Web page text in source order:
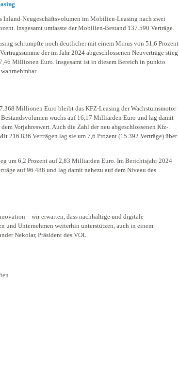
Inland-Neugeschäftsvolumen im Mobilien-Leasing nach zwei
Insgesamt umfasste der Mobilien-Bestand 137.590 Verträge.
schrumpfte noch deutlicher mit einem Minus von 51,6 Prozent
der im Jahr 2024 abgeschlossenen Neuverträge stieg
Millionen Euro. Insgesamt ist in diesem Bereich in punkto
Millionen Euro bleibt das KFZ-Leasing der Wachstumsmotor
wuchs auf 16,17 Milliarden Euro und lag damit
Vorjahreswert. Auch die Zahl der neu abgeschlossenen Kfz-
216.836 Verträgen lag sie um 7,6 Prozent (15.392 Verträge) über
um 6,2 Prozent auf 2,83 Milliarden Euro. Im Berichtsjahr 2024
auf 96.488 und lag damit nahezu auf dem Niveau des
– wir erwarten, dass nachhaltige und digitale
und Unternehmen weiterhin unterstützen, auch in einem
Nekolar, Präsident des VÖL.